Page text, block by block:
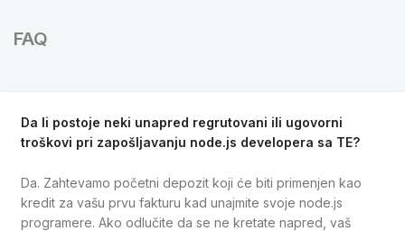
FAQ
Da li postoje neki unapred regrutovani ili ugovorni
troškovi pri zapošljavanju node.js developera sa TE?
Da. Zahtevamo početni depozit koji će biti primenjen kao
kredit za vašu prvu fakturu kad unajmite svoje node.js
programere. Ako odlučite da se ne kretate napred, vaš